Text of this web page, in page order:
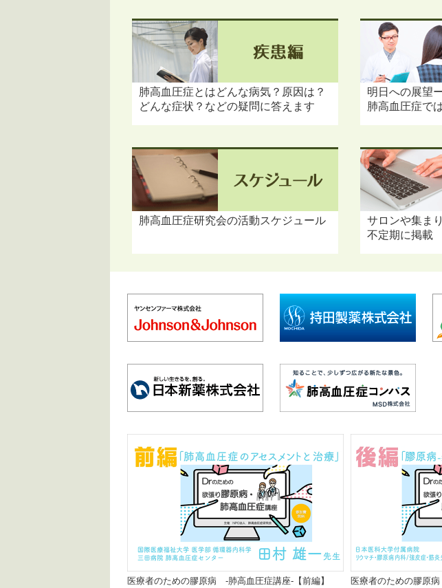
肺高血圧症とはどんな病気？原因は？
どんな症状？などの疑問に答えます
明日への展望
肺高血圧症で
肺高血圧症研究会の活動スケジュール
サロンや集ま
不定期に掲載
医療者のための膠原病 -肺高血圧症講座-【前編】
医療者のための膠原